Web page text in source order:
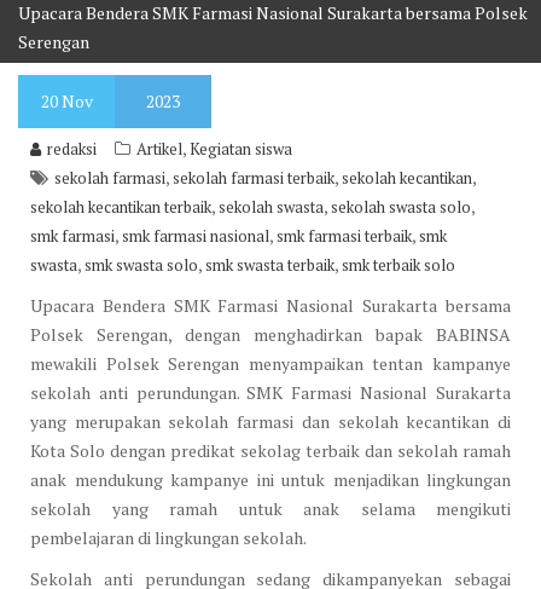
Upacara Bendera SMK Farmasi Nasional Surakarta bersama Polsek
Serengan
20Nov 2023
redaksi Artikel,Kegiatan siswa
sekolah farmasi,sekolah farmasi terbaik,sekolah kecantikan,
sekolah kecantikan terbaik,sekolah swasta,sekolah swasta solo,
smk farmasi,smk farmasi nasional,smk farmasi terbaik,smk
swasta,smk swasta solo,smk swasta terbaik,smk terbaik solo
Upacara Bendera SMK Farmasi Nasional Surakarta bersama
Polsek Serengan, dengan menghadirkan bapak BABINSA
mewakili Polsek Serengan menyampaikan tentan kampanye
sekolah anti perundungan. SMK Farmasi Nasional Surakarta
yang merupakan sekolah farmasi dan sekolah kecantikan di
Kota Solo dengan predikat sekolag terbaik dan sekolah ramah
anak mendukung kampanye ini untuk menjadikan lingkungan
sekolah yang ramah untuk anak selama mengikuti
pembelajaran di lingkungan sekolah.
Sekolah anti perundungan sedang dikampanyekan sebagai